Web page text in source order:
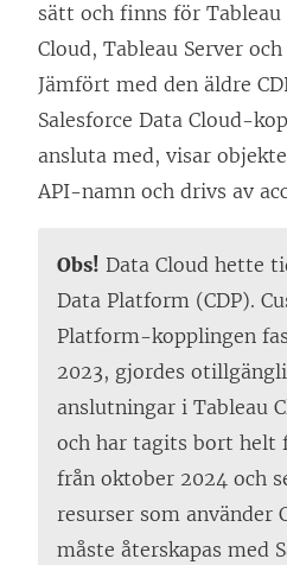
sätt och finns för Tableau
Cloud, Tableau Server
Jämfört med den äldre
Salesforce Data Cloud-
ansluta med, visar
API-namn och drivs av
Obs! Data Cloud hette
Data Platform (CDP).
Platform-kopplingen
2023, gjordes
anslutningar i Tableau
och har tagits bort helt
från oktober 2024 och
resurser som använder
måste återskapas med